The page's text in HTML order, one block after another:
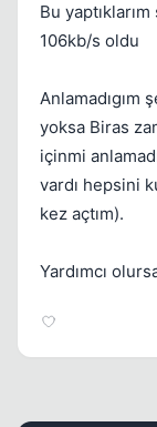
Bu
106kb/s oldu
Anlamadıgım
yoksa Biras
içinmi
vardı hepsini
kez açtım).
Yardımcı